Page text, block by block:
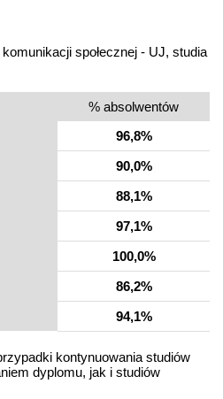
społecznej - UJ, studia
% absolwentów
96,8%
90,0%
88,1%
97,1%
100,0%
86,2%
94,1%
kontynuowania studiów
dyplomu, jak i studiów